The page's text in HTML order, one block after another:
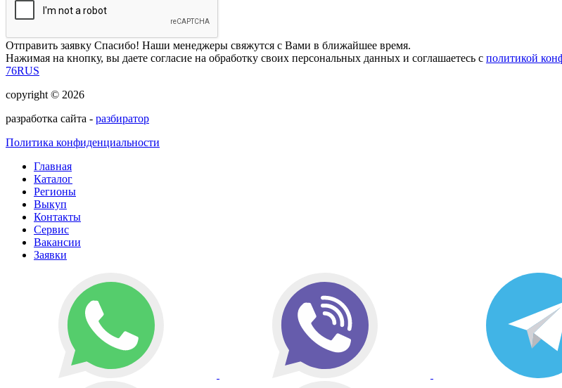
Отправить заявку Спасибо! Наши менеджеры свяжутся с Вами в ближайшее время.
Нажимая на кнопку, вы даете согласие на обработку своих персональных данных и соглашаетесь с политикой
76RUS
copyright © 2026
разработка сайта - разбиратор
Политика конфиденциальности
Главная
Каталог
Регионы
Выкуп
Контакты
Сервис
Вакансии
Заявки